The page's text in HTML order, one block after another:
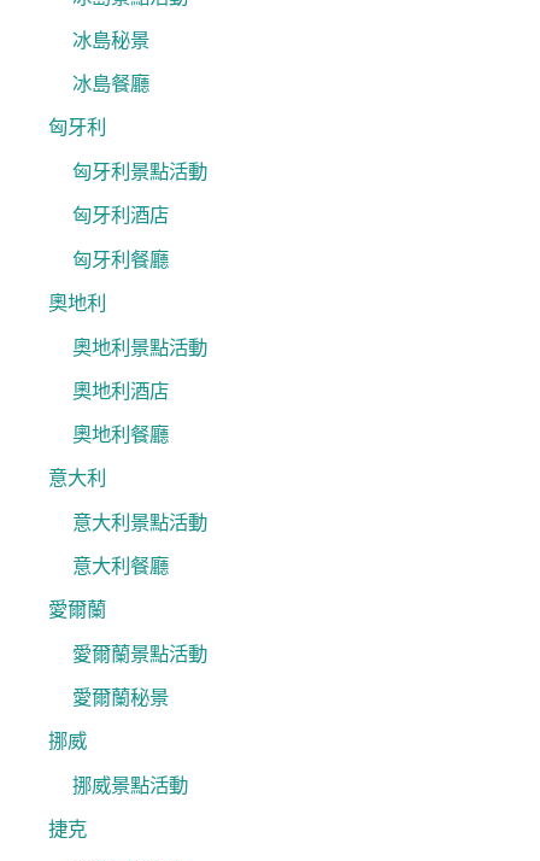
冰島秘景
冰島餐廳
匈牙利
匈牙利景點活動
匈牙利酒店
匈牙利餐廳
奧地利
奧地利景點活動
奧地利酒店
奧地利餐廳
意大利
意大利景點活動
意大利餐廳
愛爾蘭
愛爾蘭景點活動
愛爾蘭秘景
挪威
挪威景點活動
捷克